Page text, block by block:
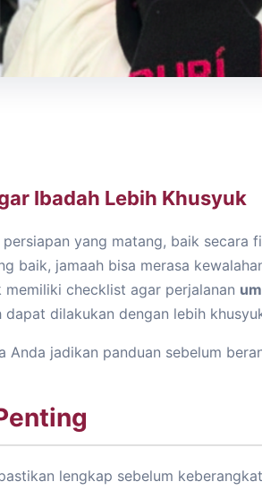
Ibadah Lebih Khusyuk
yang matang, baik secara
baik, jamaah bisa merasa
memiliki checklist agar perjalanan
dilakukan dengan lebih
jadikan panduan sebelum
lengkap sebelum